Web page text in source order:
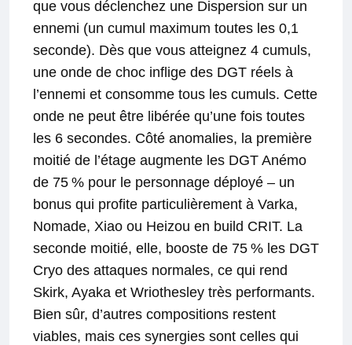
que vous déclenchez une Dispersion sur un
ennemi (un cumul maximum toutes les 0,1
seconde). Dès que vous atteignez 4 cumuls,
une onde de choc inflige des DGT réels à
l’ennemi et consomme tous les cumuls. Cette
onde ne peut être libérée qu’une fois toutes
les 6 secondes. Côté anomalies, la première
moitié de l’étage augmente les DGT Anémo
de 75 % pour le personnage déployé – un
bonus qui profite particulièrement à Varka,
Nomade, Xiao ou Heizou en build CRIT. La
seconde moitié, elle, booste de 75 % les DGT
Cryo des attaques normales, ce qui rend
Skirk, Ayaka et Wriothesley très performants.
Bien sûr, d’autres compositions restent
viables, mais ces synergies sont celles qui